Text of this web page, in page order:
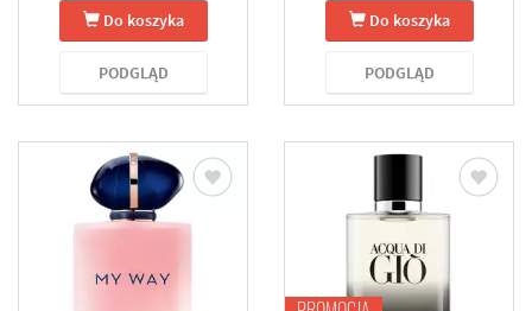
Do koszyka
PODGLĄD
Do koszyka
PODGLĄD